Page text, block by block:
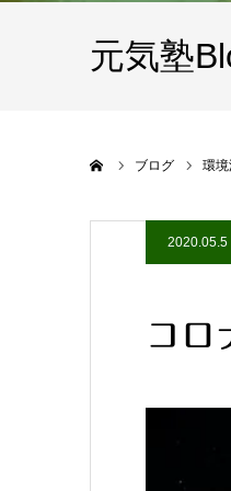
元気塾
ブログ 環
2020.05.5
コロ